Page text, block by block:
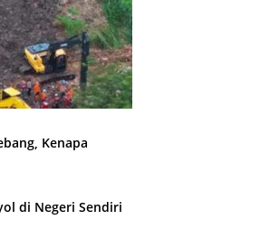
Kenapa
di Negeri Sendiri